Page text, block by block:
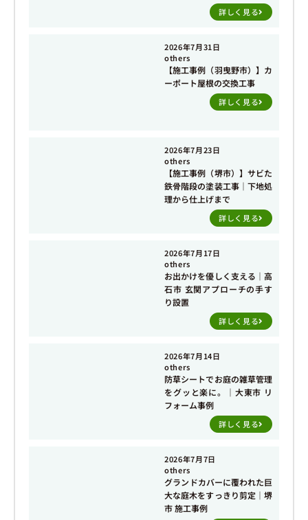
詳しく見る
2026年7月31日
others
【施工事例（羽曳野市）】カ
ーポート屋根の交換工事
詳しく見る
2026年7月23日
others
【施工事例（堺市）】サビた
鉄骨階段の塗装工事｜下地処
理から仕上げまで
詳しく見る
2026年7月17日
others
お出かけを優しく支える｜高
石市 玄関アプローチの手す
り設置
詳しく見る
2026年7月14日
others
防草シートでお庭の雑草管理
をグッと楽に。｜大東市 リ
フォーム事例
詳しく見る
2026年7月7日
others
グランドカバーに覆われた巨
大な庭木をすっきり剪定｜堺
市 施工事例